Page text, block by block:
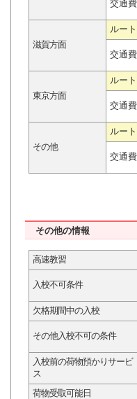
交通
滋賀方面
ルート
交通
東京方面
ルート
交通
その他
ルート
交通
その他の情報
高速教習
入校不可条件
欠格期間中の入校
その他入校不可の条件
入校前の荷物預かりサービ
ス
荷物受取可能日